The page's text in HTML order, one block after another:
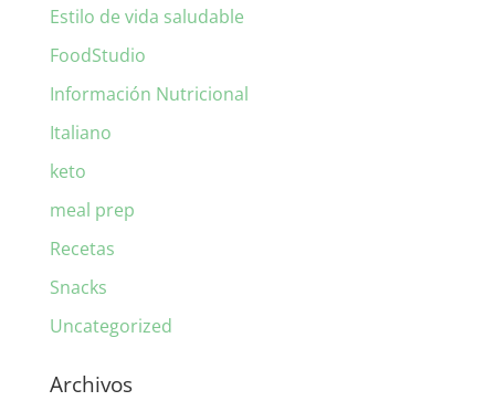
Estilo de vida saludable
FoodStudio
Información Nutricional
Italiano
keto
meal prep
Recetas
Snacks
Uncategorized
Archivos